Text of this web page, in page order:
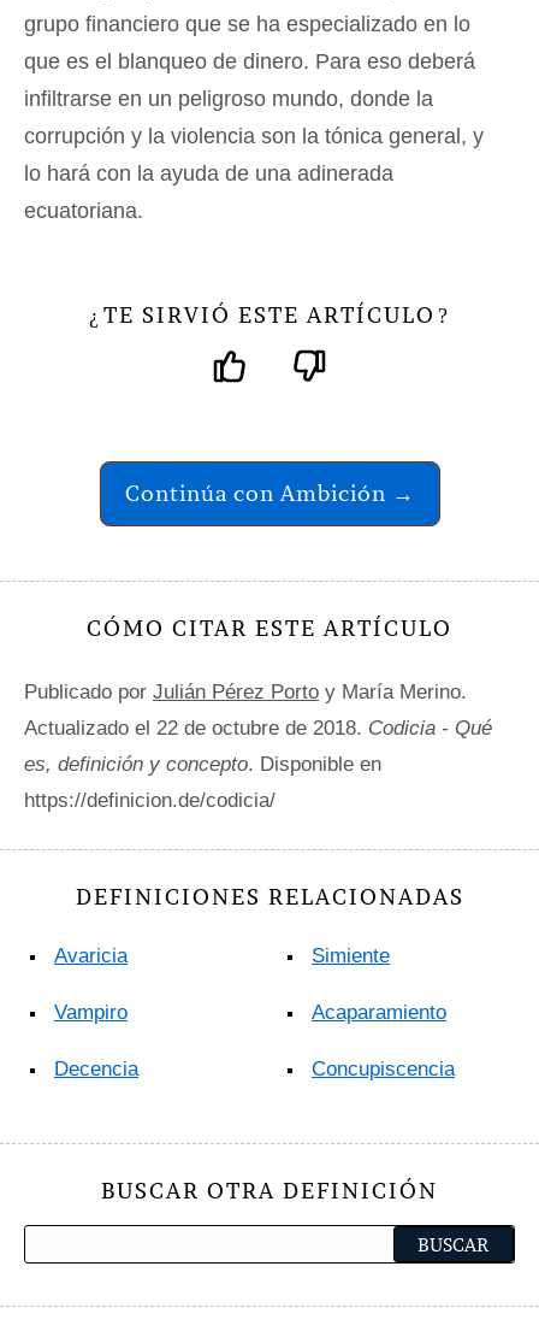
grupo financiero que se ha especializado en lo
que es el blanqueo de dinero. Para eso deberá
infiltrarse en un peligroso mundo, donde la
corrupción y la violencia son la tónica general, y
lo hará con la ayuda de una adinerada
ecuatoriana.
¿ TE SIRVIÓ ESTE ARTÍCULO ?
Continúa con Ambición →
CÓMO CITAR ESTE ARTÍCULO
Publicado por Julián Pérez Porto y María Merino.
Actualizado el 22 de octubre de 2018. Codicia - Qué
es, definición y concepto. Disponible en
https://definicion.de/codicia/
DEFINICIONES RELACIONADAS
Avaricia
Vampiro
Decencia
Simiente
Acaparamiento
Concupiscencia
BUSCAR OTRA DEFINICIÓN